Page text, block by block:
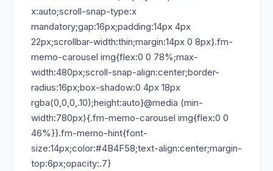
x:auto;scroll-snap-type:x
mandatory;gap:16px;padding:14px 4px
22px;scrollbar-width:thin;margin:14px 0 8px}.fm-
memo-carousel img{flex:0 0 78%;max-
width:480px;scroll-snap-align:center;border-
radius:16px;box-shadow:0 4px 18px
rgba(0,0,0,.10);height:auto}@media (min-
width:780px){.fm-memo-carousel img{flex:0 0
46%}}.fm-memo-hint{font-
size:14px;color:#4B4F58;text-align:center;margin-
top:6px;opacity:.7}